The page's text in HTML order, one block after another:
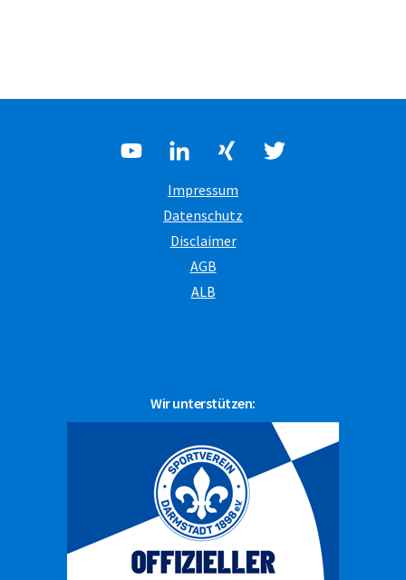
Wir unterstützen:
Impressum
Datenschutz
Disclaimer
AGB
ALB